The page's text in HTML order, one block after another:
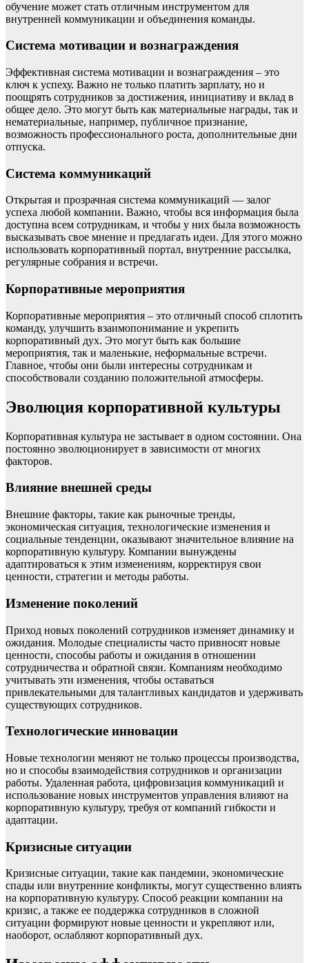
обучение может стать отличным инструментом для
внутренней коммуникации и объединения команды.
Система мотивации и вознаграждения
Эффективная система мотивации и вознаграждения – это
ключ к успеху. Важно не только платить зарплату, но и
поощрять сотрудников за достижения, инициативу и вклад в
общее дело. Это могут быть как материальные награды, так и
нематериальные, например, публичное признание,
возможность профессионального роста, дополнительные дни
отпуска.
Система коммуникаций
Открытая и прозрачная система коммуникаций — залог
успеха любой компании. Важно, чтобы вся информация была
доступна всем сотрудникам, и чтобы у них была возможность
высказывать свое мнение и предлагать идеи. Для этого можно
использовать корпоративный портал, внутренние рассылка,
регулярные собрания и встречи.
Корпоративные мероприятия
Корпоративные мероприятия – это отличный способ сплотить
команду, улучшить взаимопонимание и укрепить
корпоративный дух. Это могут быть как большие
мероприятия, так и маленькие, неформальные встречи.
Главное, чтобы они были интересны сотрудникам и
способствовали созданию положительной атмосферы.
Эволюция корпоративной культуры
Корпоративная культура не застывает в одном состоянии. Она
постоянно эволюционирует в зависимости от многих
факторов.
Влияние внешней среды
Внешние факторы, такие как рыночные тренды,
экономическая ситуация, технологические изменения и
социальные тенденции, оказывают значительное влияние на
корпоративную культуру. Компании вынуждены
адаптироваться к этим изменениям, корректируя свои
ценности, стратегии и методы работы.
Изменение поколений
Приход новых поколений сотрудников изменяет динамику и
ожидания. Молодые специалисты часто привносят новые
ценности, способы работы и ожидания в отношении
сотрудничества и обратной связи. Компаниям необходимо
учитывать эти изменения, чтобы оставаться
привлекательными для талантливых кандидатов и удерживать
существующих сотрудников.
Технологические инновации
Новые технологии меняют не только процессы производства,
но и способы взаимодействия сотрудников и организации
работы. Удаленная работа, цифровизация коммуникаций и
использование новых инструментов управления влияют на
корпоративную культуру, требуя от компаний гибкости и
адаптации.
Кризисные ситуации
Кризисные ситуации, такие как пандемии, экономические
спады или внутренние конфликты, могут существенно влиять
на корпоративную культуру. Способ реакции компании на
кризис, а также ее поддержка сотрудников в сложной
ситуации формируют новые ценности и укрепляют или,
наоборот, ослабляют корпоративный дух.